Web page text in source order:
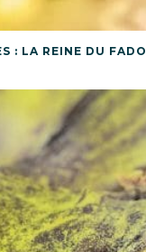
: LA REINE DU FADO